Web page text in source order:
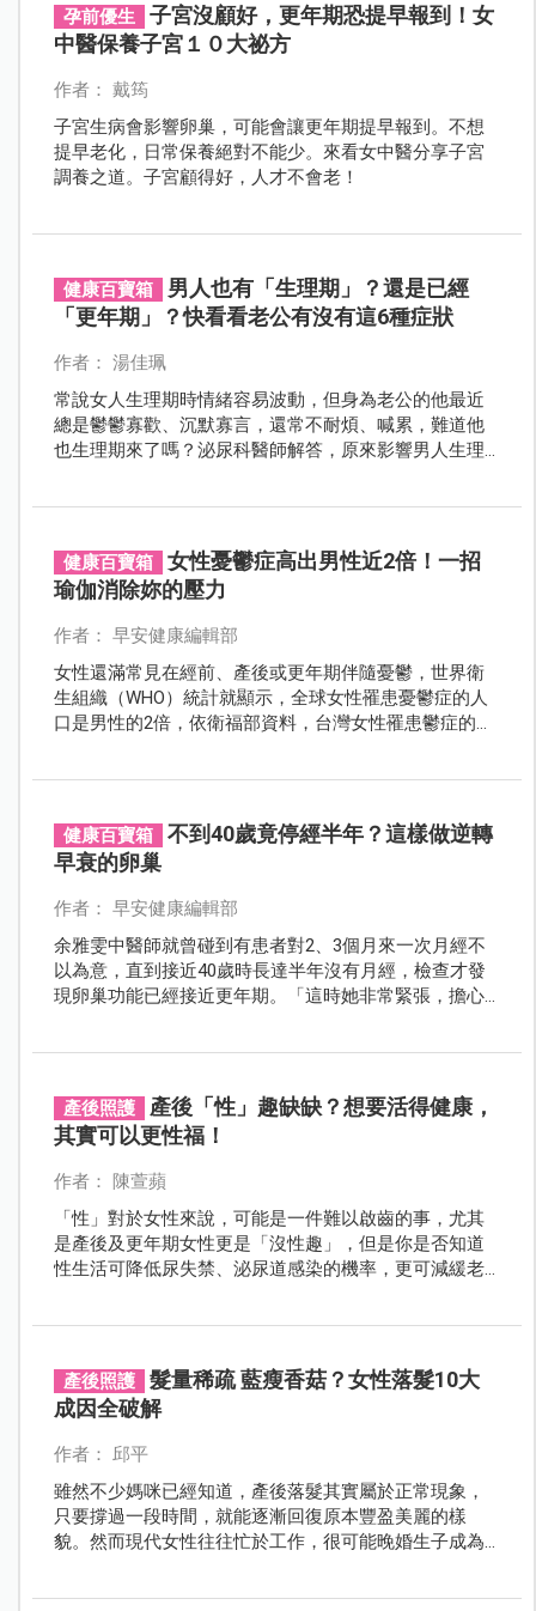
孕前優生
子宮沒顧好，更年期恐提早報到！女
中醫保養子宮１０大祕方
作者： 戴筠
子宮生病會影響卵巢，可能會讓更年期提早報到。不想
提早老化，日常保養絕對不能少。來看女中醫分享子宮
調養之道。子宮顧得好，人才不會老！
健康百寶箱
男人也有「生理期」？還是已經
「更年期」？快看看老公有沒有這6種症狀
作者： 湯佳珮
常說女人生理期時情緒容易波動，但身為老公的他最近
總是鬱鬱寡歡、沉默寡言，還常不耐煩、喊累，難道他
也生理期來了嗎？泌尿科醫師解答，原來影響男人生理
健康百寶箱
女性憂鬱症高出男性近2倍！一招
瑜伽消除妳的壓力
作者： 早安健康編輯部
女性還滿常見在經前、產後或更年期伴隨憂鬱，世界衛
生組織（WHO）統計就顯示，全球女性罹患憂鬱症的人
口是男性的2倍，依衛福部資料，台灣女性罹患鬱症的人
健康百寶箱
不到40歲竟停經半年？這樣做逆轉
早衰的卵巢
作者： 早安健康編輯部
余雅雯中醫師就曾碰到有患者對2、3個月來一次月經不
以為意，直到接近40歲時長達半年沒有月經，檢查才發
現卵巢功能已經接近更年期。「這時她非常緊張，擔心
產後照護
產後「性」趣缺缺？想要活得健康，
其實可以更性福！
作者： 陳萱蘋
「性」對於女性來說，可能是一件難以啟齒的事，尤其
是產後及更年期女性更是「沒性趣」，但是你是否知道
性生活可降低尿失禁、泌尿道感染的機率，更可減緩老
產後照護
髮量稀疏 藍瘦香菇？女性落髮10大
成因全破解
作者： 邱平
雖然不少媽咪已經知道，產後落髮其實屬於正常現象，
只要撐過一段時間，就能逐漸回復原本豐盈美麗的樣
貌。然而現代女性往往忙於工作，很可能晚婚生子成為